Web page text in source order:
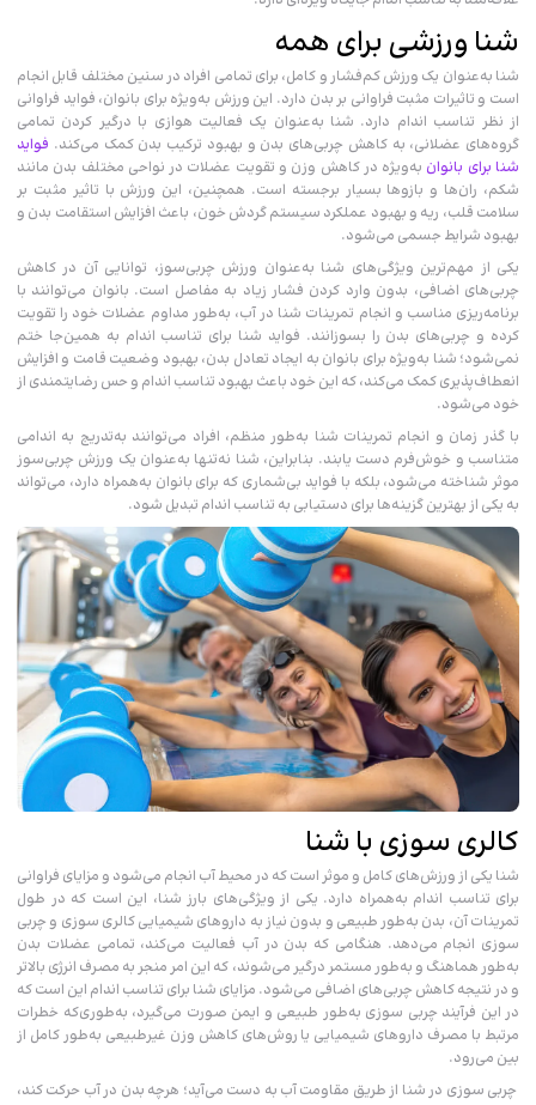
شنا ورزشی برای همه
شنا به‌عنوان یک ورزش کم‌فشار و کامل، برای تمامی افراد در سنین مختلف قابل انجام
است و تاثیرات مثبت فراوانی بر بدن دارد. این ورزش به‌ویژه برای بانوان، فواید فراوانی
از نظر تناسب‌ اندام دارد. شنا به‌عنوان یک فعالیت هوازی با درگیر کردن تمامی
گروه‌های عضلانی، به کاهش چربی‌های بدن و بهبود ترکیب بدن کمک می‌کند. فواید
شنا برای بانوان به‌ویژه در کاهش وزن و تقویت عضلات در نواحی مختلف بدن مانند
شکم، ران‌ها و بازوها بسیار برجسته است. همچنین، این ورزش با تاثیر مثبت بر
سلامت قلب، ریه و بهبود عملکرد سیستم گردش خون، باعث افزایش استقامت بدن و
بهبود شرایط جسمی می‌شود.
یکی از مهم‌ترین ویژگی‌های شنا به‌عنوان ورزش چربی‌سوز، توانایی آن در کاهش
چربی‌های اضافی، بدون وارد کردن فشار زیاد به مفاصل است. بانوان می‌توانند با
برنامه‌ریزی مناسب و انجام تمرینات شنا در آب، به‌طور مداوم عضلات خود را تقویت
کرده و چربی‌های بدن را بسوزانند. فواید شنا برای تناسب اندام به همین‌جا ختم
نمی‌شود؛ شنا به‌ویژه برای بانوان به ایجاد تعادل بدن، بهبود وضعیت قامت و افزایش
انعطاف‌پذیری کمک می‌کند، که این خود باعث بهبود تناسب اندام و حس رضایتمندی از
خود می‌شود.
با گذر زمان و انجام تمرینات شنا به‌طور منظم، افراد می‌توانند به‌تدریج به اندامی
متناسب و خوش‌فرم دست یابند. بنابراین، شنا نه‌تنها به‌عنوان یک ورزش چربی‌سوز
موثر شناخته می‌شود، بلکه با فواید بی‌شماری که برای بانوان به‌همراه دارد، می‌تواند
به یکی از بهترین گزینه‌ها برای دستیابی به تناسب‌ اندام تبدیل شود.
کالری سوزی با شنا
شنا یکی از ورزش‌های کامل و موثر است که در محیط آب انجام می‌شود و مزایای فراوانی
برای تناسب‌ اندام به‌همراه دارد. یکی از ویژگی‌های بارز شنا، این است که در طول
تمرینات آن، بدن به‌طور طبیعی و بدون نیاز به داروهای شیمیایی کالری سوزی و چربی
سوزی انجام می‌دهد. هنگامی که بدن در آب فعالیت می‌کند، تمامی عضلات بدن
به‌طور هماهنگ و به‌طور مستمر درگیر می‌شوند، که این امر منجر به مصرف انرژی بالاتر
و در نتیجه کاهش چربی‌های اضافی می‌شود. مزایای شنا برای تناسب اندام این است که
در این فرآیند چربی سوزی به‌طور طبیعی و ایمن صورت می‌گیرد، به‌طوری‌که خطرات
مرتبط با مصرف داروهای شیمیایی یا روش‌های کاهش وزن غیرطبیعی به‌طور کامل از
بین می‌رود.
چربی سوزی در شنا از طریق مقاومت آب به دست می‌آید؛ هرچه بدن در آب حرکت کند،